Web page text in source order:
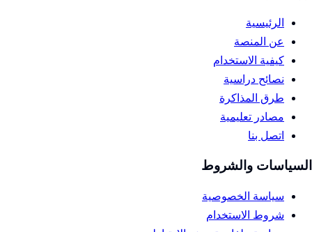
الرئيسية
عن المنصة
كيفية الاستخدام
نصائح دراسية
طرق المذاكرة
مصادر تعليمية
اتصل بنا
السياسات والشروط
سياسة الخصوصية
شروط الاستخدام